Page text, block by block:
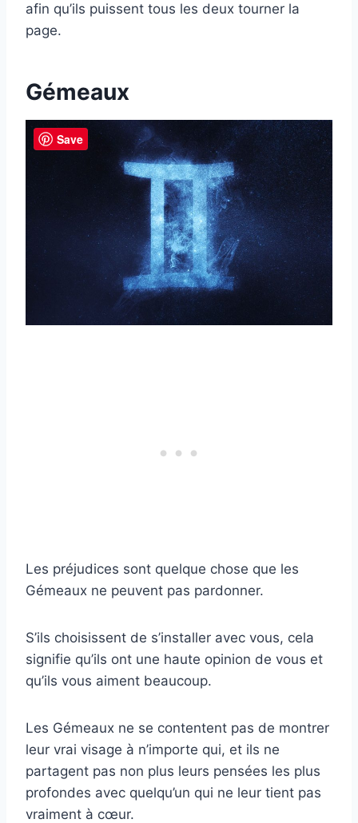
afin qu’ils puissent tous les deux tourner la
page.
Gémeaux
Les préjudices sont quelque chose que les
Gémeaux ne peuvent pas pardonner.
S’ils choisissent de s’installer avec vous, cela
signifie qu’ils ont une haute opinion de vous et
qu’ils vous aiment beaucoup.
Les Gémeaux ne se contentent pas de montrer
leur vrai visage à n’importe qui, et ils ne
partagent pas non plus leurs pensées les plus
profondes avec quelqu’un qui ne leur tient pas
vraiment à cœur.
Save